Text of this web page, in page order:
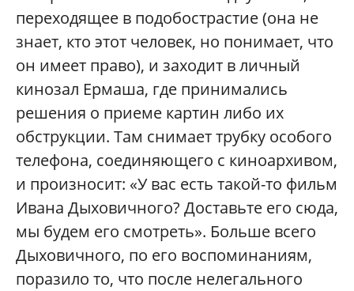
переходящее в подобострастие (она не
знает, кто этот человек, но понимает, что
он имеет право), и заходит в личный
кинозал Ермаша, где принимались
решения о приеме картин либо их
обструкции. Там снимает трубку особого
телефона, соединяющего с киноархивом,
и произносит: «У вас есть такой-то фильм
Ивана Дыховичного? Доставьте его сюда,
мы будем его смотреть». Больше всего
Дыховичного, по его воспоминаниям,
поразило то, что после нелегального